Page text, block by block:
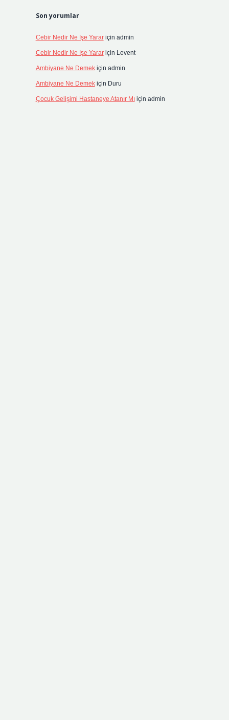
Son yorumlar
Cebir Nedir Ne Işe Yarariçin admin
Cebir Nedir Ne Işe Yarariçin Levent
Ambiyane Ne Demekiçin admin
Ambiyane Ne Demekiçin Duru
Çocuk Gelişimi Hastaneye Atanır Mıiçin admin